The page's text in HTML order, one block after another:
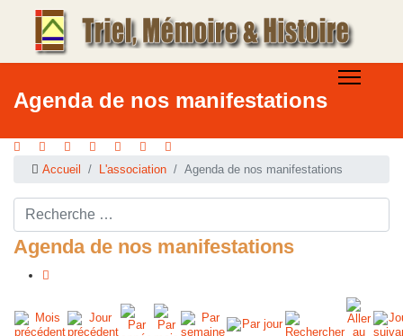
Agenda de nos manifestations
Accueil L'association Agenda de nos manifestations
Rechercher ...
Agenda de nos manifestations